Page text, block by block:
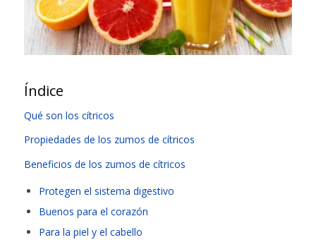
Índice
Qué son los cítricos
Propiedades de los zumos de cítricos
Beneficios de los zumos de cítricos
Protegen el sistema digestivo
Buenos para el corazón
Para la piel y el cabello